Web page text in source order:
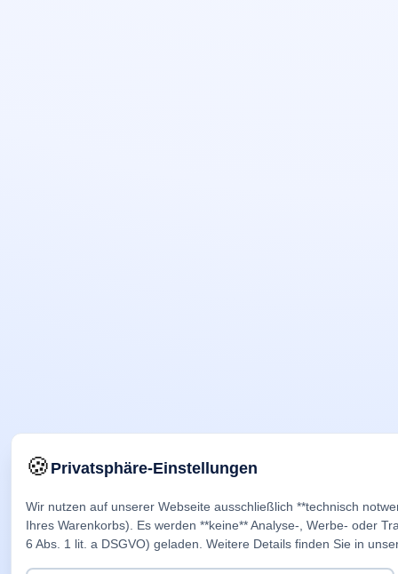
🍪Privatsphäre-Einstellungen
Wir nutzen auf unserer Webseite ausschließlich **technisch
Ihres Warenkorbs). Es werden **keine** Analyse-, Werbe- oder
6 Abs. 1 lit. a DSGVO) geladen. Weitere Details finden Sie in